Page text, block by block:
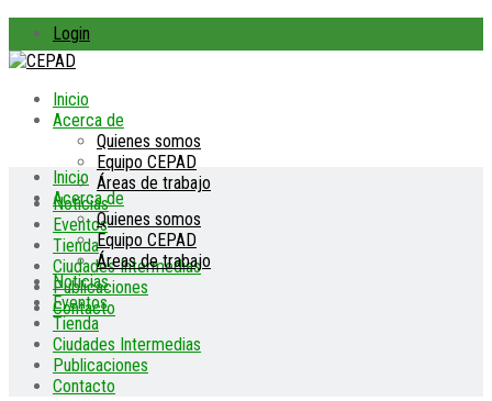
Login
Inicio
Acerca de
Quienes somos
Equipo CEPAD
Áreas de trabajo
Noticias
Eventos
Tienda
Ciudades Intermedias
Publicaciones
Contacto
Inicio
Acerca de
Quienes somos
Equipo CEPAD
Áreas de trabajo
Noticias
Eventos
Tienda
Ciudades Intermedias
Publicaciones
Contacto